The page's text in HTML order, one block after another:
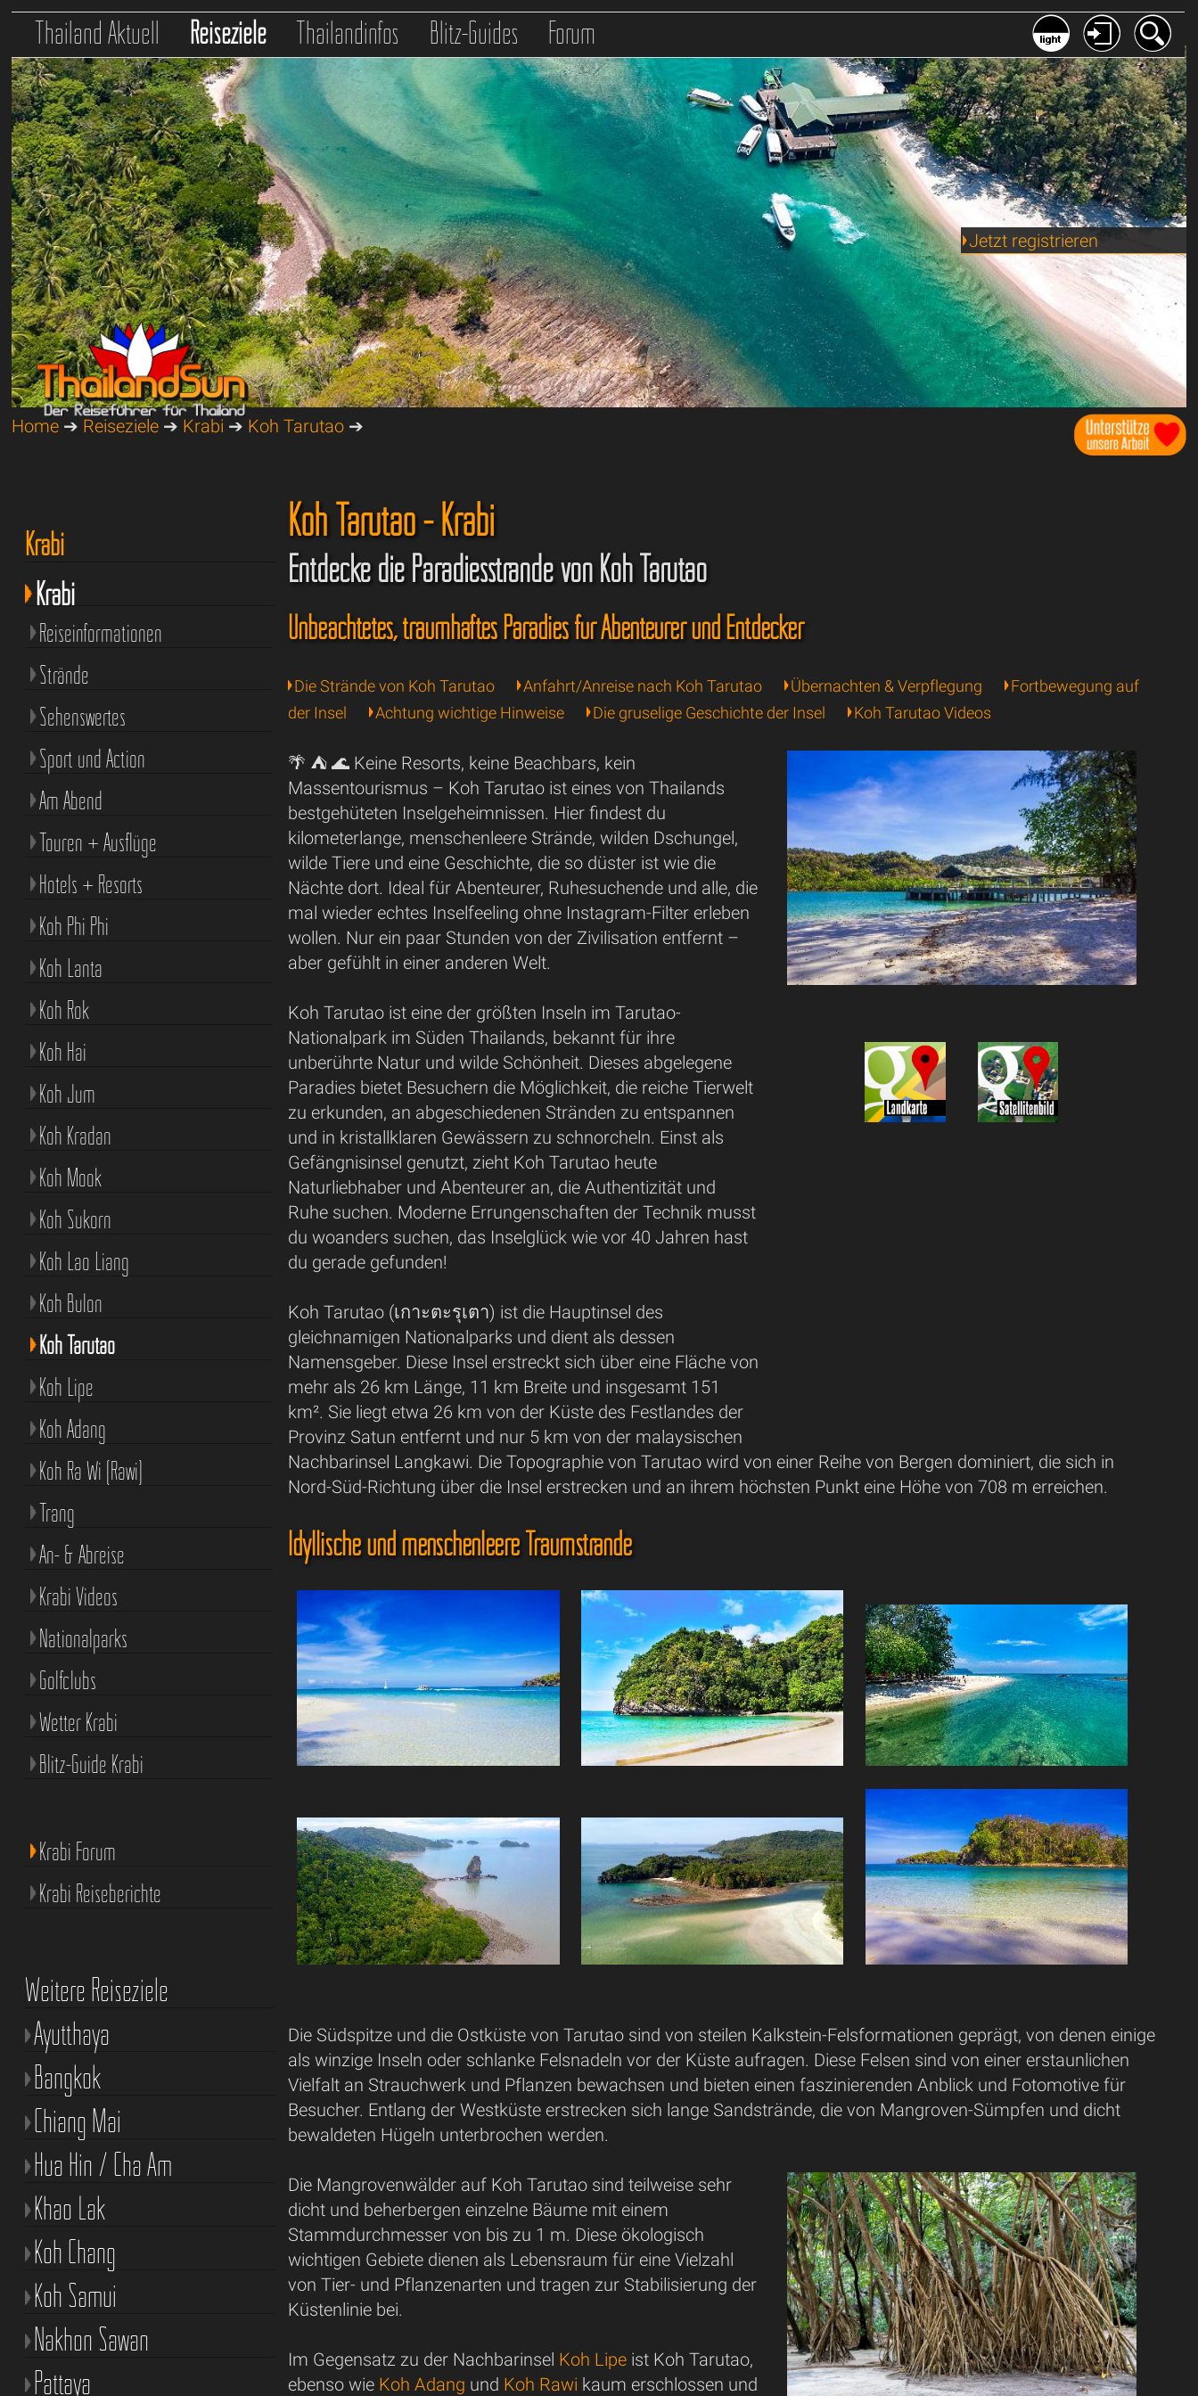
Thailand Aktuell Reiseziele Thailandinfos Blitz-Guides Forum
Jetzt registrieren
Home ➔ Reiseziele ➔ Krabi ➔ Koh Tarutao ➔
Koh Tarutao - Krabi
Entdecke die Paradiesstrände von Koh Tarutao
Unbeachtetes, traumhaftes Paradies für Abenteurer und Entdecker
Die Strände von Koh Tarutao Anfahrt/Anreise nach Koh Tarutao Übernachten & Verpflegung
Fortbewegung auf
der Insel
Achtung wichtige Hinweise Die gruselige Geschichte der Insel Koh Tarutao Videos
🌴 ⛺️ 🌊 Keine Resorts, keine Beachbars, kein
Massentourismus – Koh Tarutao ist eines von Thailands
bestgehüteten Inselgeheimnissen. Hier findest du
kilometerlange, menschenleere Strände, wilden Dschungel,
wilde Tiere und eine Geschichte, die so düster ist wie die
Nächte dort. Ideal für Abenteurer, Ruhesuchende und alle, die
mal wieder echtes Inselfeeling ohne Instagram-Filter erleben
wollen. Nur ein paar Stunden von der Zivilisation entfernt –
aber gefühlt in einer anderen Welt.
Koh Tarutao ist eine der größten Inseln im Tarutao-
Nationalpark im Süden Thailands, bekannt für ihre
unberührte Natur und wilde Schönheit. Dieses abgelegene
Paradies bietet Besuchern die Möglichkeit, die reiche Tierwelt
zu erkunden, an abgeschiedenen Stränden zu entspannen
und in kristallklaren Gewässern zu schnorcheln. Einst als
Gefängnisinsel genutzt, zieht Koh Tarutao heute
Naturliebhaber und Abenteurer an, die Authentizität und
Ruhe suchen. Moderne Errungenschaften der Technik musst
du woanders suchen, das Inselglück wie vor 40 Jahren hast
du gerade gefunden!
Koh Tarutao (เกาะตะรุเตา) ist die Hauptinsel des
gleichnamigen Nationalparks und dient als dessen
Namensgeber. Diese Insel erstreckt sich über eine Fläche von
mehr als 26 km Länge, 11 km Breite und insgesamt 151
km². Sie liegt etwa 26 km von der Küste des Festlandes der
Provinz Satun entfernt und nur 5 km von der malaysischen
Nachbarinsel Langkawi. Die Topographie von Tarutao wird von einer Reihe von Bergen dominiert, die sich in
Nord-Süd-Richtung über die Insel erstrecken und an ihrem höchsten Punkt eine Höhe von 708 m erreichen.
Idyllische und menschenleere Traumstrände
Die Südspitze und die Ostküste von Tarutao sind von steilen Kalkstein-Felsformationen geprägt, von denen einige
als winzige Inseln oder schlanke Felsnadeln vor der Küste aufragen. Diese Felsen sind von einer erstaunlichen
Vielfalt an Strauchwerk und Pflanzen bewachsen und bieten einen faszinierenden Anblick und Fotomotive für
Besucher. Entlang der Westküste erstrecken sich lange Sandstrände, die von Mangroven-Sümpfen und dicht
bewaldeten Hügeln unterbrochen werden.
Die Mangrovenwälder auf Koh Tarutao sind teilweise sehr
dicht und beherbergen einzelne Bäume mit einem
Stammdurchmesser von bis zu 1 m. Diese ökologisch
wichtigen Gebiete dienen als Lebensraum für eine Vielzahl
von Tier- und Pflanzenarten und tragen zur Stabilisierung der
Küstenlinie bei.
Im Gegensatz zu der Nachbarinsel Koh Lipe ist Koh Tarutao,
ebenso wie Koh Adang und Koh Rawi kaum erschlossen und
Krabi
Krabi
Reiseinformationen
Strände
Sehenswertes
Sport und Action
Am Abend
Touren + Ausflüge
Hotels + Resorts
Koh Phi Phi
Koh Lanta
Koh Rok
Koh Hai
Koh Jum
Koh Kradan
Koh Mook
Koh Sukorn
Koh Lao Liang
Koh Bulon
Koh Tarutao
Koh Lipe
Koh Adang
Koh Ra Wi (Rawi)
Trang
An- & Abreise
Krabi Videos
Nationalparks
Golfclubs
Wetter Krabi
Blitz-Guide Krabi
Krabi Forum
Krabi Reiseberichte
Weitere Reiseziele
Ayutthaya
Bangkok
Chiang Mai
Hua Hin / Cha Am
Khao Lak
Koh Chang
Koh Samui
Nakhon Sawan
Pattaya